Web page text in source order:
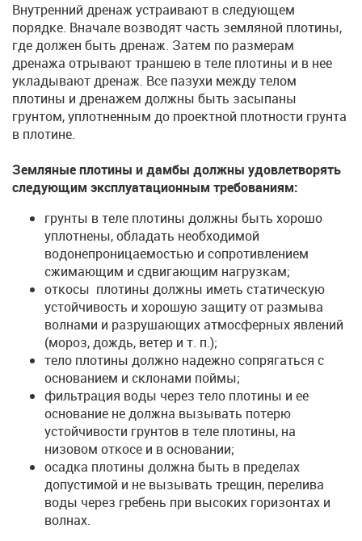
Внутренний дренаж устраивают в следующем
порядке. Вначале возводят часть земляной плотины,
где должен быть дренаж. Затем по размерам
дренажа отрывают траншею в теле плотины и в нее
укладывают дренаж. Все пазухи между телом
плотины и дренажем должны быть засыпаны
грунтом, уп­лотненным до проектной плотности грунта
в плотине.
Земляные плотины и дамбы должны удовлетворять
следующим эксплуатационным требованиям:
грунты в теле плотины должны быть хорошо
уплотнены, обладать необходимой
водонепроницаемостью и сопротивлением
сжимающим и сдвигающим нагрузкам;
откосы плотины должны иметь статическую
устойчивость и хорошую защиту от размыва
волнами и разрушающих атмосферных явлений
(мороз, дождь, ветер и т. п.);
тело плотины должно надежно сопрягаться с
основанием и склонами поймы;
фильтрация воды через тело плотины и ее
основание не должна вызывать потерю
устойчивости грунтов в теле плотины, на
низовом откосе и в основании;
осадка плотины должна быть в пределах
допустимой и не вызывать трещин, перелива
воды через гребень при высоких горизонтах и
волнах.